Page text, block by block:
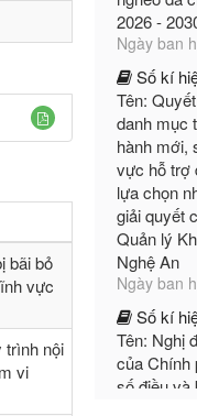
bãi bỏ
vực
trình nội
vi
Số kí
Tên:
danh
hành mới,
vực hỗ trợ
lựa chọn
giải quyết
Quản lý
Nghệ An
Ngày ban
Số kí
Tên: Nghị
của
số điều và
hướng
ngoại
Ngày ban